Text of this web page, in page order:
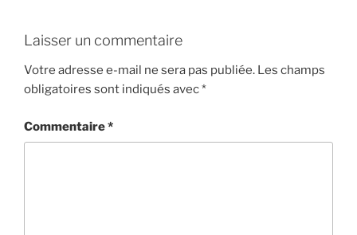
Laisser un commentaire
Votre adresse e-mail ne sera pas publiée. Les champs
obligatoires sont indiqués avec*
Commentaire*